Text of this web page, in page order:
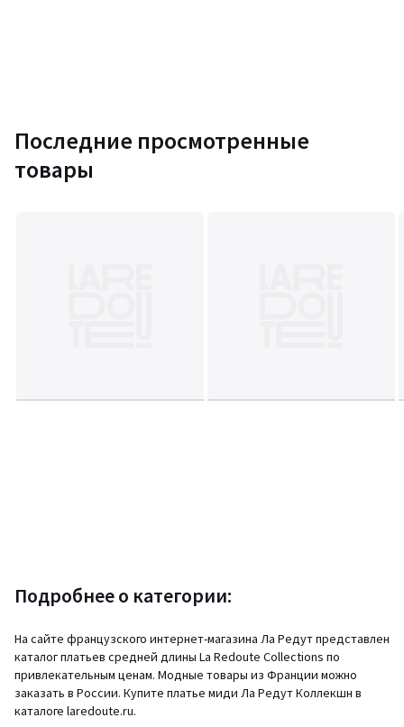
Последние просмотренные
товары
Подробнее о категории:
На сайте французского интернет-магазина Ла Редут представлен
каталог платьев средней длины La Redoute Collections по
привлекательным ценам. Модные товары из Франции можно
заказать в России. Купите платье миди Ла Редут Коллекшн в
каталоге laredoute.ru.